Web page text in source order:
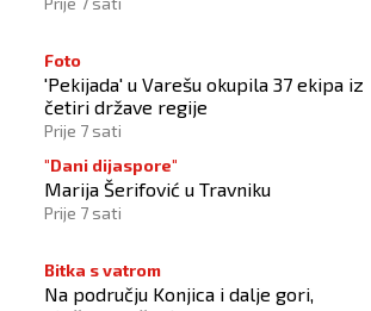
Foto
'Pekijada' u Varešu okupila 37 ekipa iz
četiri države regije
Prije 7 sati
"Dani dijaspore"
Marija Šerifović u Travniku
Prije 7 sati
Bitka s vatrom
Na području Konjica i dalje gori,